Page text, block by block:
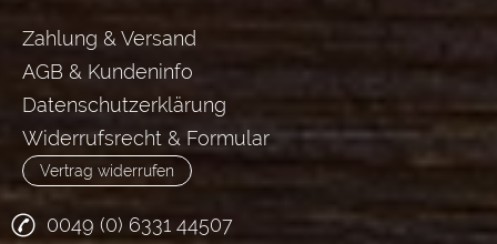
Zahlung & Versand
AGB & Kundeninfo
Datenschutzerklärung
Widerrufsrecht & Formular
Vertrag widerrufen
0049 (0) 6331 44507